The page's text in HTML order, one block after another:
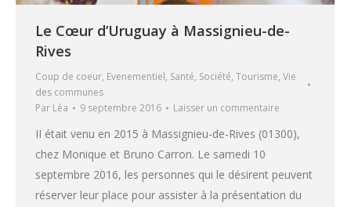
Le Cœur d’Uruguay à Massignieu-de-
Rives
Coup de coeur, Evenementiel, Santé, Société, Tourisme, Vie
des communes
Par Léa 9 septembre 2016 Laisser un commentaire
II était venu en 2015 à Massignieu-de-Rives (01300),
chez Monique et Bruno Carron. Le samedi 10
septembre 2016, les personnes qui le désirent peuvent
réserver leur place pour assister à la présentation du